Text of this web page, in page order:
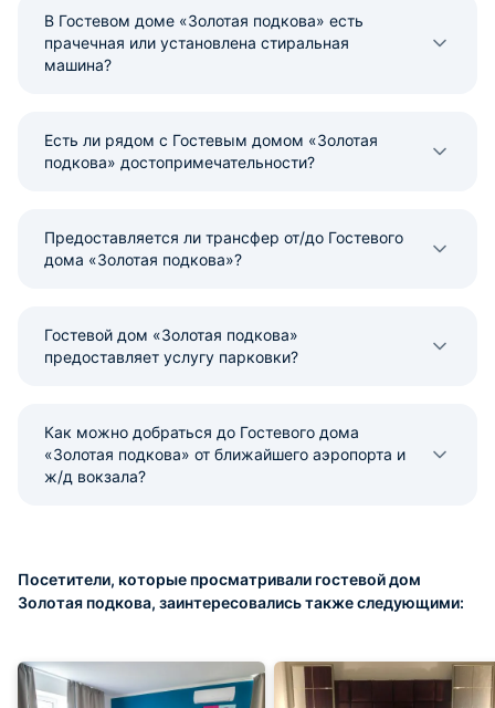
В Гостевом доме «Золотая подкова» есть
прачечная или установлена стиральная
машина?
Есть ли рядом с Гостевым домом «Золотая
подкова» достопримечательности?
Предоставляется ли трансфер от/до Гостевого
дома «Золотая подкова»?
Гостевой дом «Золотая подкова»
предоставляет услугу парковки?
Как можно добраться до Гостевого дома
«Золотая подкова» от ближайшего аэропорта и
ж/д вокзала?
Посетители, которые просматривали гостевой дом
Золотая подкова, заинтересовались также следующими: